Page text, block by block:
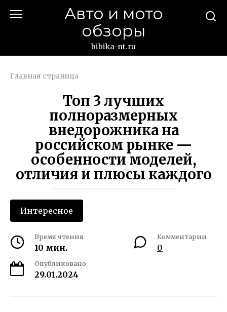
Авто и мото
обзоры
bibika-nt.ru
Главная страница
Топ 3 лучших
полноразмерных
внедорожника на
российском рынке —
особенности моделей,
отличия и плюсы каждого
Интересное
Время чтения
10 мин.
Комментарии
0
Опубликовано
29.01.2024